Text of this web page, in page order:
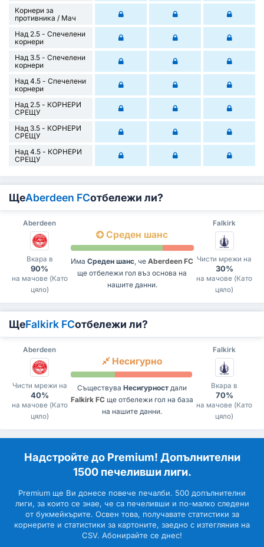
Корнери за
противника / Мач
Над 2.5 - Спечелени
корнери
Над 3.5 - Спечелени
корнери
Над 4.5 - Спечелени
корнери
Над 2.5 - КОРНЕРИ
СРЕЩУ
Над 3.5 - КОРНЕРИ
СРЕЩУ
Над 4.5 - КОРНЕРИ
СРЕЩУ
ЩеAberdeen FCотбележи ли?
Aberdeen Falkirk
Вкара в
90%
на мачове (Като
цяло)
Среден шанс
Има Среден шанс, че Aberdeen FC
ще отбележи гол въз основа на
нашите данни.
Чисти мрежи на
30%
на мачове (Като
цяло)
ЩеFalkirk FCотбележи ли?
Aberdeen Falkirk
Чисти мрежи на
40%
на мачове (Като
цяло)
Несигурно
Съществува Несигурност дали
Falkirk FC ще отбележи гол на база
на нашите данни.
Вкара в
70%
на мачове (Като
цяло)
Надстройте до Premium! Допълнителни
1500 печеливши лиги.
Premium ще Ви донесе повече печалби. 500 допълнителни
лиги, за които се знае, че са печеливши и по-малко следени
от букмейкърите. Освен това, получавате статистики за
корнерите и статистики за картоните, заедно с изтегляния на
CSV. Абонирайте се днес!